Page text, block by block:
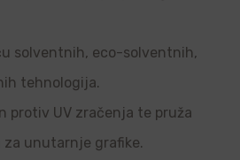
solventnih, eco-solventnih,
tehnologija.
protiv UV zračenja te pruža
unutarnje grafike.